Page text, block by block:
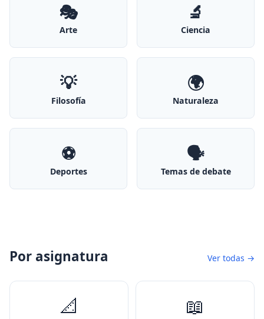
🎭
Arte
🔬
Ciencia
💡
Filosofía
🌍
Naturaleza
⚽
Deportes
🗣️
Temas de debate
Por asignatura Ver todas →
📐 📖